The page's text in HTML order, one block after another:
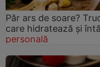
Păr ars de soare?
care hidratează și
personală